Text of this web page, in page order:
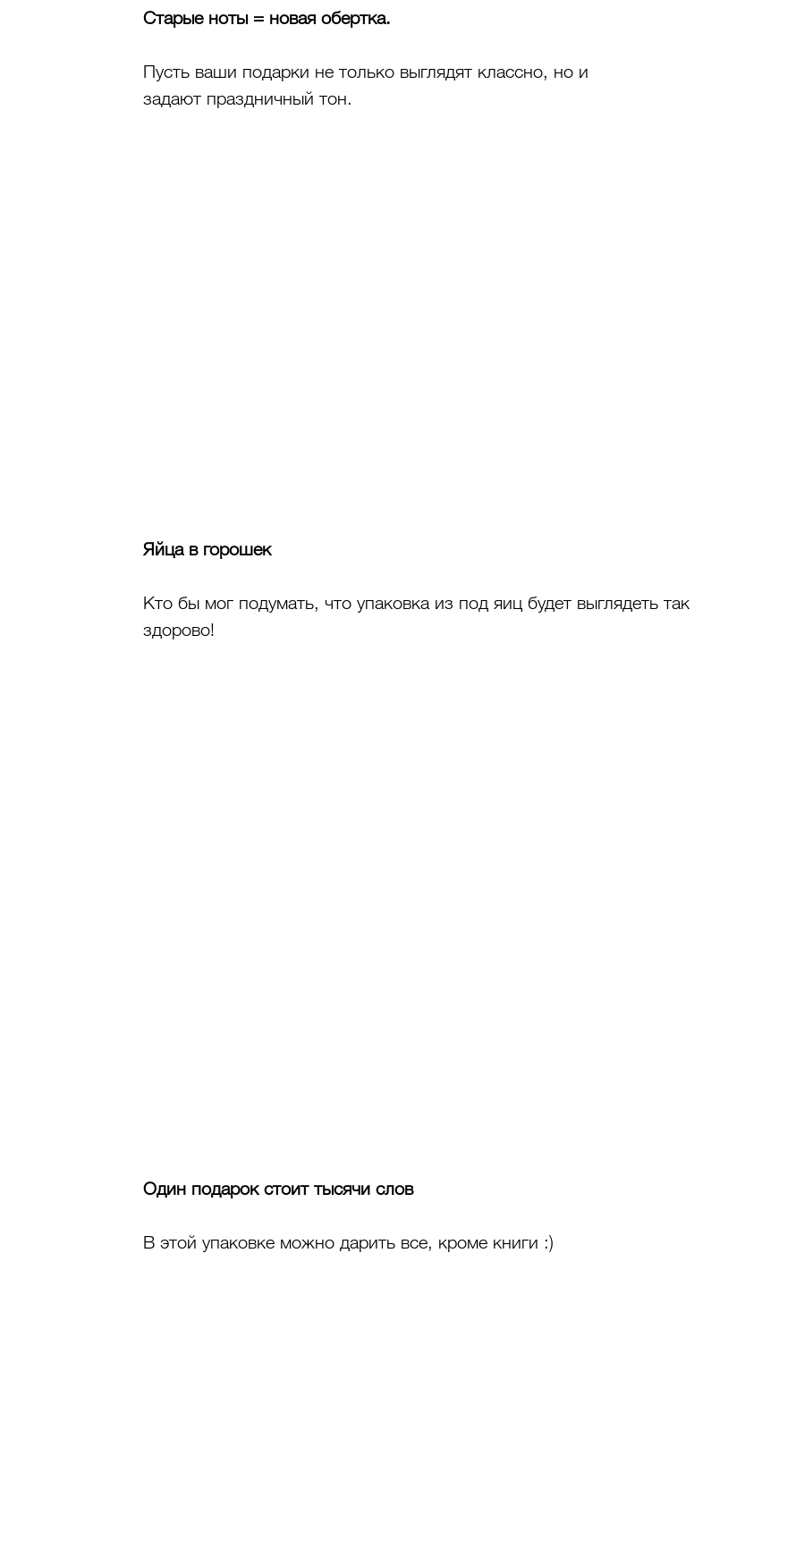
Старые ноты = новая обертка.
Пусть ваши подарки не только выглядят классно, но и
задают праздничный тон.
Яйца в горошек
Кто бы мог подумать, что упаковка из под яиц будет выглядеть так
здорово!
Один подарок стоит тысячи слов
В этой упаковке можно дарить все, кроме книги :)